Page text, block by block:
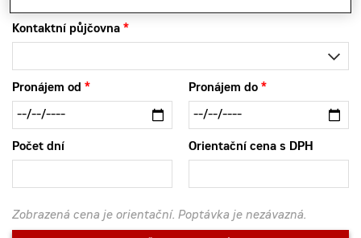
Kontaktní půjčovna
Pronájem od Pronájem do
Počet dní Orientační cena s DPH
Zobrazená cena je orientační. Poptávka je nezávazná.